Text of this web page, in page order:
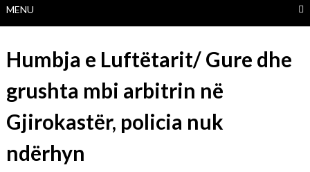
MENU
Humbja e Luftëtarit/ Gure dhe
grushta mbi arbitrin në
Gjirokastër, policia nuk
ndërhyn